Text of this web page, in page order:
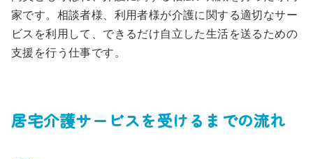
家です。相談者様、利用者様が介護に関する適切なサー
ビスを利用して、できるだけ自立した生活を送るための
支援を行う仕事です。
居宅介護サービスを受けるまでの流れ